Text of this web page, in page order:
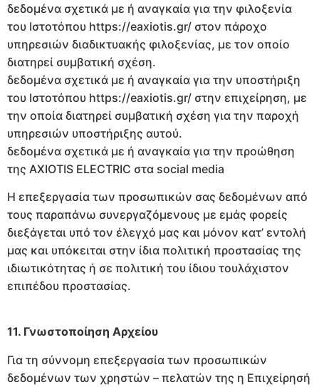
δεδομένα σχετικά με ή αναγκαία για την φιλοξενία
του Ιστοτόπου https://eaxiotis.gr/ στον πάροχο
υπηρεσιών διαδικτυακής φιλοξενίας, με τον οποίο
διατηρεί συμβατική σχέση.
δεδομένα σχετικά με ή αναγκαία για την υποστήριξη
του Ιστοτόπου https://eaxiotis.gr/ στην επιχείρηση, με
την οποία διατηρεί συμβατική σχέση για την παροχή
υπηρεσιών υποστήριξης αυτού.
δεδομένα σχετικά με ή αναγκαία για την προώθηση
της AXIOTIS ELECTRIC στα social media
Η επεξεργασία των προσωπικών σας δεδομένων από
τους παραπάνω συνεργαζόμενους με εμάς φορείς
διεξάγεται υπό τον έλεγχό μας και μόνον κατ’ εντολή
μας και υπόκειται στην ίδια πολιτική προστασίας της
ιδιωτικότητας ή σε πολιτική του ίδιου τουλάχιστον
επιπέδου προστασίας.
11. Γνωστοποίηση Αρχείου
Για τη σύννομη επεξεργασία των προσωπικών
δεδομένων των χρηστών – πελατών της η Επιχείρησή